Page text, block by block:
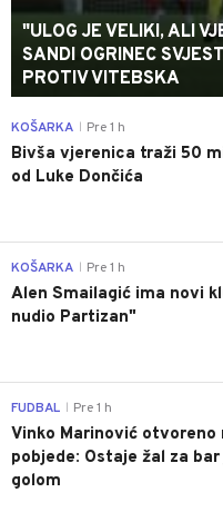
"ULOG JE VELIKI, ALI
SANDI OGRINEC
PROTIV VITEBSKA
KOŠARKA Pre 1 h
Bivša vjerenica traži 50
od Luke Dončića
KOŠARKA Pre 1 h
Alen Smailagić ima novi
nudio Partizan"
FUDBAL Pre 1 h
Vinko Marinović otvoreno
pobjede: Ostaje žal za
golom